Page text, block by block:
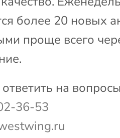
более 20 новых
проще всего
на
36-53